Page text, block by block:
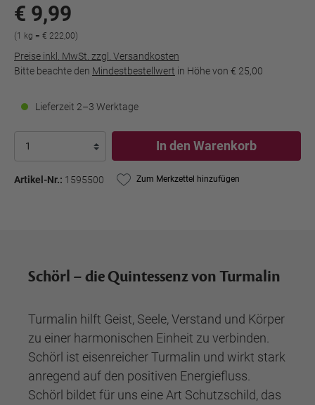
€ 9,99
(1 kg = € 222,00)
Preise inkl. MwSt. zzgl. Versandkosten
Bitte beachte den Mindestbestellwert in Höhe von € 25,00
Lieferzeit 2–3 Werktage
In den Warenkorb
Artikel-Nr.: 1595500 Zum Merkzettel hinzufügen
Schörl – die Quintessenz von Turmalin
Turmalin hilft Geist, Seele, Verstand und Körper
zu einer harmonischen Einheit zu verbinden.
Schörl ist eisenreicher Turmalin und wirkt stark
anregend auf den positiven Energiefluss.
Schörl bildet für uns eine Art Schutzschild, das